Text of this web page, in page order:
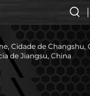
Cidade de Changshu,
de Jiangsu, China